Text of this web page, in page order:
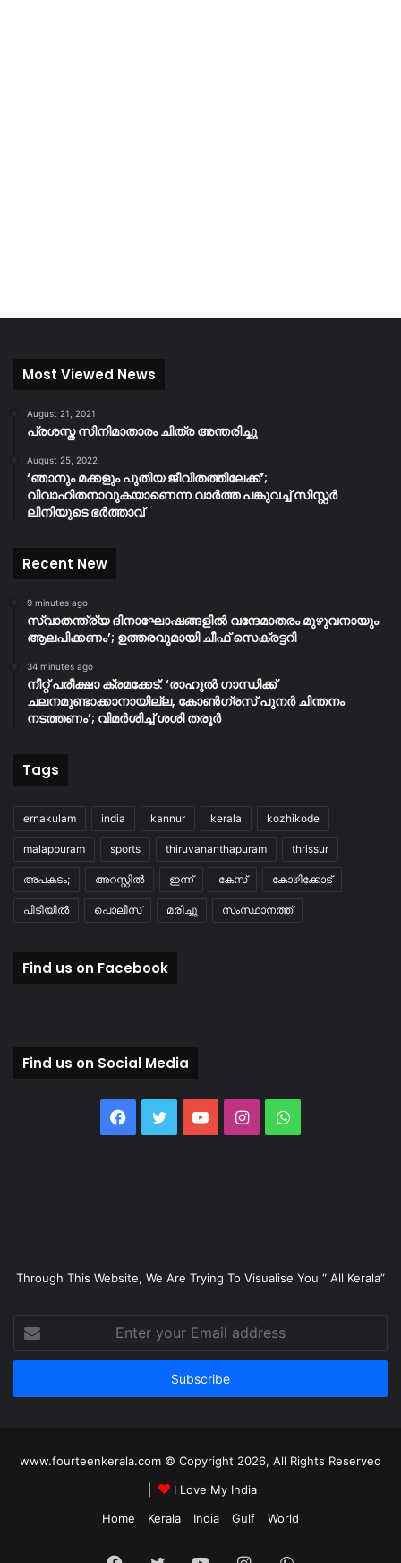
Most Viewed News
August 21, 2021
പ്രശസ്ത സിനിമാതാരം ചിത്ര അന്തരിച്ചു
August 25, 2022
‘ഞാനും മക്കളും പുതിയ ജീവിതത്തിലേക്ക്’;
വിവാഹിതനാവുകയാണെന്ന വാർത്ത പങ്കുവച്ച് സിസ്റ്റർ
ലിനിയുടെ ഭർത്താവ്
Recent New
9 minutes ago
സ്വാതന്ത്ര്യ ദിനാഘോഷങ്ങളിൽ വന്ദേമാതരം മുഴുവനായും
ആലപിക്കണം’; ഉത്തരവുമായി ചീഫ് സെക്രട്ടറി
34 minutes ago
നീറ്റ് പരീക്ഷാ ക്രമക്കേട്: ‘രാഹുൽ ഗാന്ധിക്ക്
ചലനമുണ്ടാക്കാനായില്ല, കോൺഗ്രസ് പുനർ ചിന്തനം
നടത്തണം’; വിമർശിച്ച് ശശി തരൂർ
Tags
ernakulam india kannur kerala kozhikode
malappuram sports thiruvananthapuram thrissur
അപകടം; അറസ്റ്റിൽ ഇന്ന് കേസ് കോഴിക്കോട്
പിടിയിൽ പൊലീസ് മരിച്ചു സംസ്ഥാനത്ത്
Find us on Facebook
Find us on Social Media
Facebook
TwitterYouTubeInstagramWhatsApp
Through This Website, We Are Trying To Visualise You “ All Kerala”
your
Email
www.fourteenkerala.com © Copyright 2026, All Rights Reserved
I Love My India
Home
Kerala India Gulf World